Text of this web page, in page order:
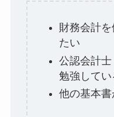
財務会計
たい
公認会計
勉強してい
他の基本